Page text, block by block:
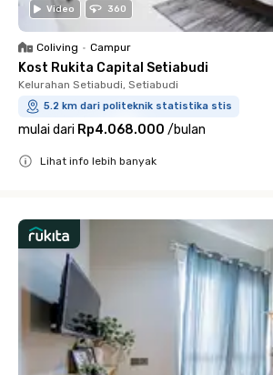
Video 360
Coliving • Campur
Kost Rukita Capital Setiabudi
Kelurahan Setiabudi, Setiabudi
5.2 km dari politeknik statistika stis
mulai dari Rp4.068.000 /bulan
Lihat info lebih banyak